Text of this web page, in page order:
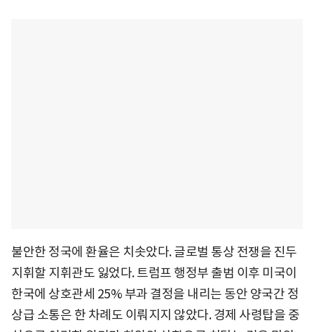
불안한 정국에 환율은 치솟았다. 글로벌 통상 전쟁을 진두
지휘할 지휘관도 잃었다. 트럼프 행정부 출범 이후 미국이
한국에 상호관세 25% 부과 결정을 내리는 동안 양국간 정
상급 소통은 한 차례도 이뤄지지 않았다. 경제 사령탑을 중